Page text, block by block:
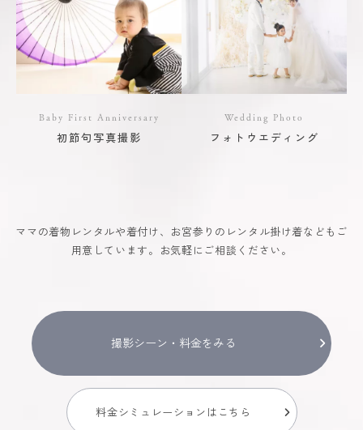
Baby First Anniversary
初節句写真撮影
Wedding Photo
フォトウエディング
ママの着物レンタルや着付け、お宮参りのレンタル掛け着などもご
用意しています。お気軽にご相談ください。
撮影シーン・料金をみる
料金シミュレーションはこちら